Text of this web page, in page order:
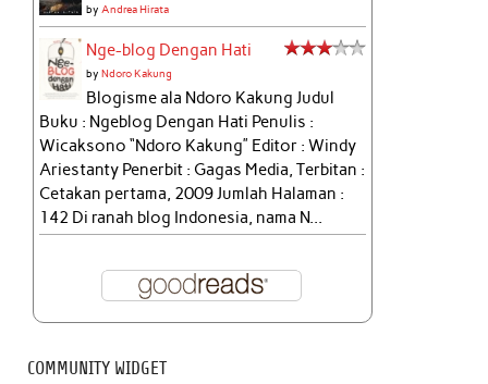
byAndrea Hirata
Nge-blog Dengan Hati
byNdoro Kakung
Blogisme ala Ndoro Kakung Judul
Buku : Ngeblog Dengan Hati Penulis :
Wicaksono “Ndoro Kakung” Editor : Windy
Ariestanty Penerbit : Gagas Media, Terbitan :
Cetakan pertama, 2009 Jumlah Halaman :
142 Di ranah blog Indonesia, nama N...
COMMUNITY WIDGET